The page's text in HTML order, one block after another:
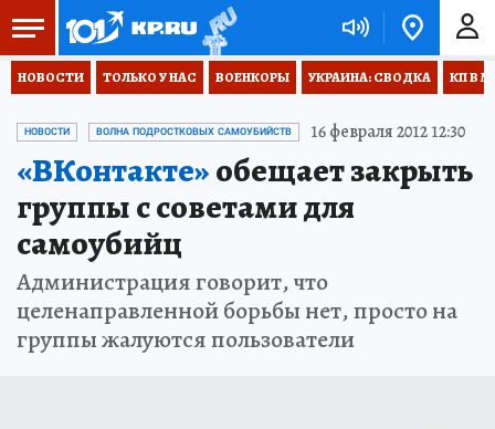
НОВОСТИ ТОЛЬКО У НАС ВОЕНКОРЫ УКРАИНА: СВОДКА КП В
НОВОСТИ ВОЛНА ПОДРОСТКОВЫХ САМОУБИЙСТВ 16 февраля 2012 12:30
«ВКонтакте»обещает закрыть
группы с советами для
самоубийц
Администрация говорит, что
целенаправленной борьбы нет, просто на
группы жалуются пользователи